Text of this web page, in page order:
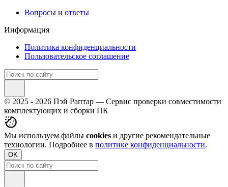
Вопросы и ответы
Информация
Политика конфиденциальности
Пользовательское соглашение
© 2025 - 2026 Пэй Раптар — Сервис проверки совместимости
комплектующих и сборки ПК
Мы используем файлы cookies и другие рекомендательные
технологии. Подробнее в политике конфиденциальности.
OK